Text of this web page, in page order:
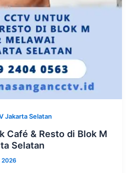
Jakarta Selatan
Café & Resto di Blok M
Selatan
2026